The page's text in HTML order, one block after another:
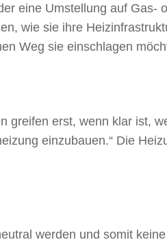
eine Umstellung auf Gas-
wie sie ihre
Weg sie einschlagen
greifen erst, wenn klar ist,
einzubauen.“ Die
werden und somit keine